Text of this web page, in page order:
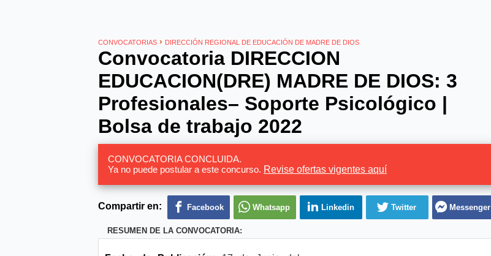
CONVOCATORIAS › DIRECCIÓN REGIONAL DE EDUCACIÓN DE MADRE DE DIOS
Convocatoria DIRECCION
EDUCACION(DRE) MADRE DE DIOS: 3
Profesionales– Soporte Psicológico |
Bolsa de trabajo 2022
CONVOCATORIA CONCLUIDA.
Ya no puede postular a este concurso. Revise ofertas vigentes aquí
Compartir en: Facebook Whatsapp Linkedin Twitter Messenger
RESUMEN DE LA CONVOCATORIA: